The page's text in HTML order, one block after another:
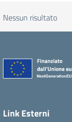
Nessun risultato
Link Esterni